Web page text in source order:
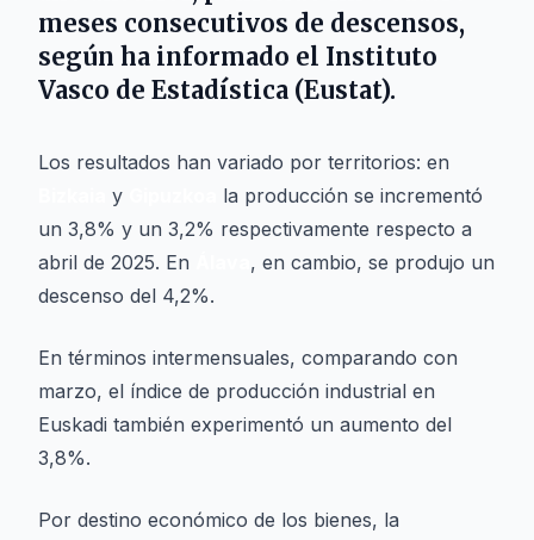
meses consecutivos de descensos,
según ha informado el Instituto
Vasco de Estadística (Eustat).
Los resultados han variado por territorios: en
y
la producción se incrementó
un 3,8% y un 3,2% respectivamente respecto a
abril de 2025. En
, en cambio, se produjo un
descenso del 4,2%.
En términos intermensuales, comparando con
marzo, el índice de producción industrial en
Euskadi también experimentó un aumento del
3,8%.
Por destino económico de los bienes, la